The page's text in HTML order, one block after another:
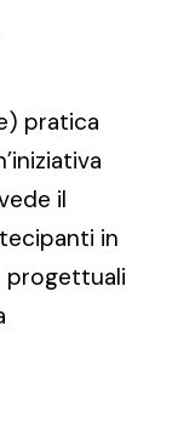
pratica
il
in
progettuali